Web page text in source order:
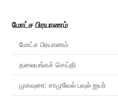
மோட்ச பிரயாணம்
மோட்ச பிரயாணம்
தலையங்கச் செய்தி
முகவுரை: சாமுவேல் பவுல் ஐயர்